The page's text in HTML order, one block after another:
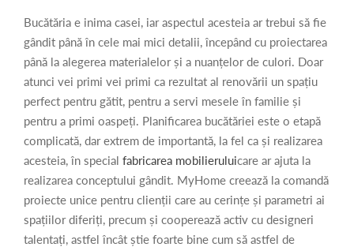
Bucătăria e inima casei, iar aspectul acesteia ar trebui să fie
gândit până în cele mai mici detalii, începând cu proiectarea
până la alegerea materialelor și a nuanțelor de culori. Doar
atunci vei primi vei primi ca rezultat al renovării un spațiu
perfect pentru gătit, pentru a servi mesele în familie și
pentru a primi oaspeți. Planificarea bucătăriei este o etapă
complicată, dar extrem de importantă, la fel ca și realizarea
acesteia, în special fabricarea mobilieruluicare ar ajuta la
realizarea conceptului gândit. MyHome creează la comandă
proiecte unice pentru clienții care au cerințe și parametri ai
spațiilor diferiți, precum și cooperează activ cu designeri
talentați, astfel încât știe foarte bine cum să astfel de